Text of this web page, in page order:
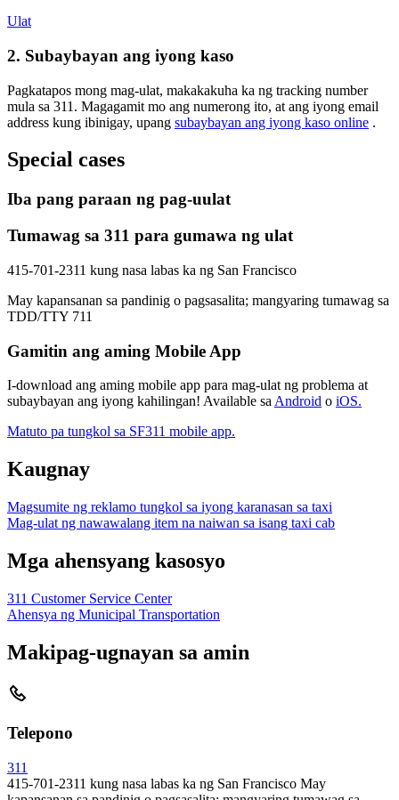
Ulat
2. Subaybayan ang iyong kaso
Pagkatapos mong mag-ulat, makakakuha ka ng tracking number
mula sa 311. Magagamit mo ang numerong ito, at ang iyong email
address kung ibinigay, upang subaybayan ang iyong kaso online .
Special cases
Iba pang paraan ng pag-uulat
Tumawag sa 311 para gumawa ng ulat
415-701-2311 kung nasa labas ka ng San Francisco
May kapansanan sa pandinig o pagsasalita; mangyaring tumawag sa
TDD/TTY 711
Gamitin ang aming Mobile App
I-download ang aming mobile app para mag-ulat ng problema at
subaybayan ang iyong kahilingan! Available sa Android o iOS.
Matuto pa tungkol sa SF311 mobile app.
Kaugnay
Magsumite ng reklamo tungkol sa iyong karanasan sa taxi
Mag-ulat ng nawawalang item na naiwan sa isang taxi cab
Mga ahensyang kasosyo
311 Customer Service Center
Ahensya ng Municipal Transportation
Makipag-ugnayan sa amin
Telepono
311
415-701-2311 kung nasa labas ka ng San Francisco May